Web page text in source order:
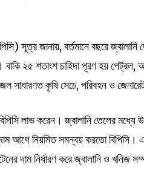
সূত্র জানায়, বর্তমানে বছরে জ্বালানি
২৫ শতাংশ চাহিদা পূরণ হয় পেট্রল,
সাধারণত কৃষি সেচে, পরিবহন ও
লাভ করেন। জ্বালানি তেলের
দাম আগে নিয়মিত সমন্বয় করতো
দাম নির্ধারণ করে জ্বালানি ও খনিজ